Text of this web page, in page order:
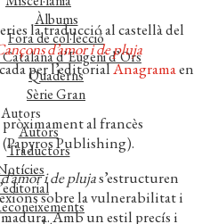
Àlbums
Fora de col·lecció
d’Eugeni d’Ors
Quaderns
Sèrie Gran
Autors
Autors
Traductors
la traducció al castellà del
d’amor i de pluja
per l’editorialAnagramaen
al francès
Publishing).
i de plujas’estructuren
sobre la vulnerabilitat i
Amb un estil precís i